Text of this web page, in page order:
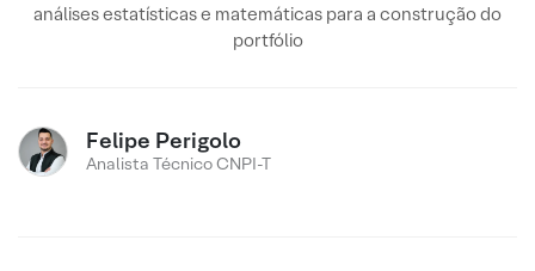
análises estatísticas e matemáticas para a construção do
portfólio
Felipe Perigolo
Analista Técnico CNPI-T